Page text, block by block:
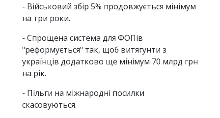
- Військовий збір 5% продовжується мінімум
на три роки.
- Спрощена система для ФОПів
"реформується" так, щоб витягунти з
українців додатково ще мінімум 70 млрд грн
на рік.
- Пільги на міжнародні посилки
скасовуються.